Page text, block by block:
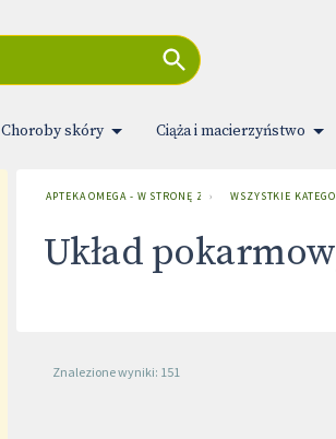
Choroby skóry Ciąża i macierzyństwo
APTEKA OMEGA - W STRONĘ ZDROWIA
› WSZYSTKIE
Układ
Znalezione wyniki: 151